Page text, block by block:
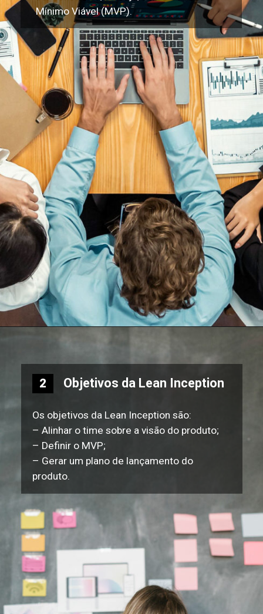
Mínimo Viável (MVP).
Objetivos da Lean Inception
Os objetivos da Lean Inception são:
– Alinhar o time sobre a visão do produto;
– Definir o MVP;
– Gerar um plano de lançamento do
produto.
2